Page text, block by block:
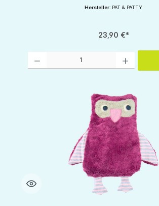
Hersteller: PAT & PATTY
23,90 €*